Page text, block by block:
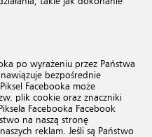
po wyrażeniu przez Państwa
bezpośrednie
Facebooka może
plik cookie oraz znaczniki
Facebooka Facebook
na naszą stronę
reklam. Jeśli są Państwo